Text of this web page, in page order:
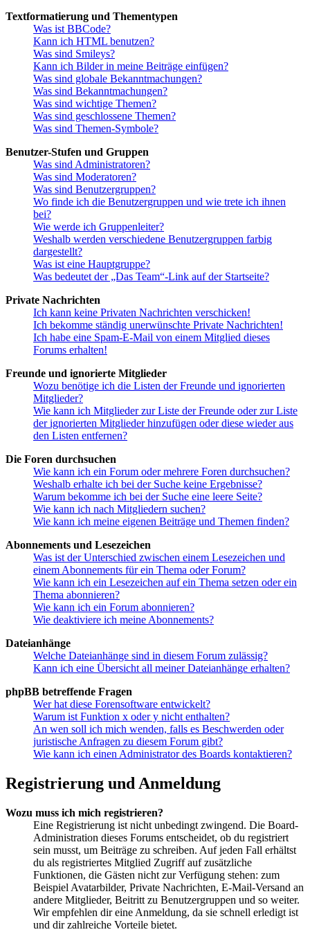
Textformatierung und Thementypen
Was ist BBCode?
Kann ich HTML benutzen?
Was sind Smileys?
Kann ich Bilder in meine Beiträge einfügen?
Was sind globale Bekanntmachungen?
Was sind Bekanntmachungen?
Was sind wichtige Themen?
Was sind geschlossene Themen?
Was sind Themen-Symbole?
Benutzer-Stufen und Gruppen
Was sind Administratoren?
Was sind Moderatoren?
Was sind Benutzergruppen?
Wo finde ich die Benutzergruppen und wie trete ich ihnen
bei?
Wie werde ich Gruppenleiter?
Weshalb werden verschiedene Benutzergruppen farbig
dargestellt?
Was ist eine Hauptgruppe?
Was bedeutet der „Das Team“-Link auf der Startseite?
Private Nachrichten
Ich kann keine Privaten Nachrichten verschicken!
Ich bekomme ständig unerwünschte Private Nachrichten!
Ich habe eine Spam-E-Mail von einem Mitglied dieses
Forums erhalten!
Freunde und ignorierte Mitglieder
Wozu benötige ich die Listen der Freunde und ignorierten
Mitglieder?
Wie kann ich Mitglieder zur Liste der Freunde oder zur Liste
der ignorierten Mitglieder hinzufügen oder diese wieder aus
den Listen entfernen?
Die Foren durchsuchen
Wie kann ich ein Forum oder mehrere Foren durchsuchen?
Weshalb erhalte ich bei der Suche keine Ergebnisse?
Warum bekomme ich bei der Suche eine leere Seite?
Wie kann ich nach Mitgliedern suchen?
Wie kann ich meine eigenen Beiträge und Themen finden?
Abonnements und Lesezeichen
Was ist der Unterschied zwischen einem Lesezeichen und
einem Abonnements für ein Thema oder Forum?
Wie kann ich ein Lesezeichen auf ein Thema setzen oder ein
Thema abonnieren?
Wie kann ich ein Forum abonnieren?
Wie deaktiviere ich meine Abonnements?
Dateianhänge
Welche Dateianhänge sind in diesem Forum zulässig?
Kann ich eine Übersicht all meiner Dateianhänge erhalten?
phpBB betreffende Fragen
Wer hat diese Forensoftware entwickelt?
Warum ist Funktion x oder y nicht enthalten?
An wen soll ich mich wenden, falls es Beschwerden oder
juristische Anfragen zu diesem Forum gibt?
Wie kann ich einen Administrator des Boards kontaktieren?
Registrierung und Anmeldung
Wozu muss ich mich registrieren?
Eine Registrierung ist nicht unbedingt zwingend. Die Board-
Administration dieses Forums entscheidet, ob du registriert
sein musst, um Beiträge zu schreiben. Auf jeden Fall erhältst
du als registriertes Mitglied Zugriff auf zusätzliche
Funktionen, die Gästen nicht zur Verfügung stehen: zum
Beispiel Avatarbilder, Private Nachrichten, E-Mail-Versand an
andere Mitglieder, Beitritt zu Benutzergruppen und so weiter.
Wir empfehlen dir eine Anmeldung, da sie schnell erledigt ist
und dir zahlreiche Vorteile bietet.